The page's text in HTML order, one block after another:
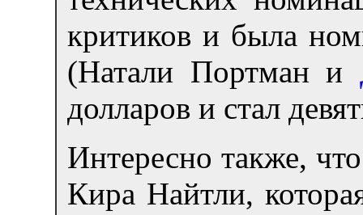
критиков и была
(Натали Портман и
долларов и стал
Интересно также,
Кира Найтли,